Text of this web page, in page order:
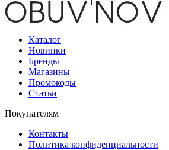
Каталог
Новинки
Бренды
Магазины
Промокоды
Статьи
Покупателям
Контакты
Политика конфиденциальности